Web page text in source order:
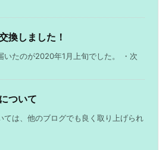
換しました！
いたのが2020年1月上旬でした。 ・次
ついて
ては、他のブログでも良く取り上げられ